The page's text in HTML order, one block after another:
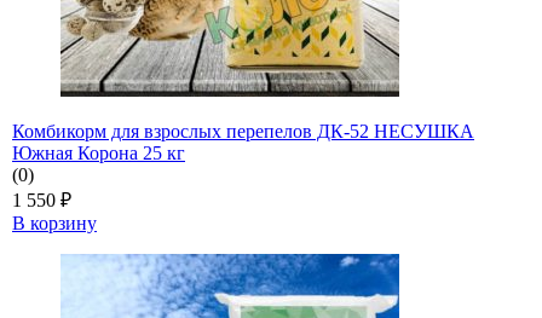
Комбикорм для взрослых перепелов ДК-52 НЕСУШКА
Южная Корона 25 кг
(0)
1 550 ₽
В корзину